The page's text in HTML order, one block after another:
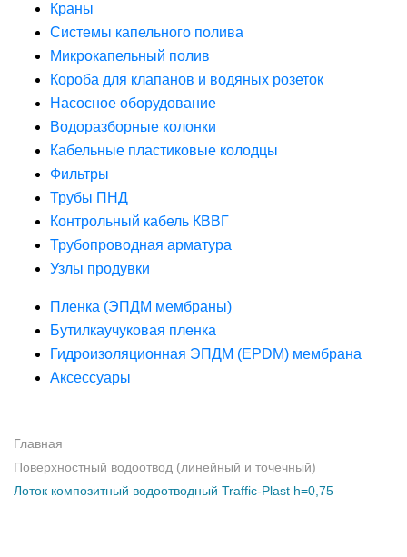
Краны
Системы капельного полива
Микрокапельный полив
Короба для клапанов и водяных розеток
Насосное оборудование
Водоразборные колонки
Кабельные пластиковые колодцы
Фильтры
Трубы ПНД
Контрольный кабель КВВГ
Трубопроводная арматура
Узлы продувки
Пленка (ЭПДМ мембраны)
Бутилкаучуковая пленка
Гидроизоляционная ЭПДМ (EPDM) мембрана
Аксессуары
Главная
Поверхностный водоотвод (линейный и точечный)
Лоток композитный водоотводный Traffic-Plast h=0,75